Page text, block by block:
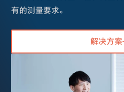
有的测量要求。
解决方案